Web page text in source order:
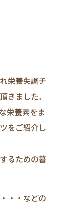
栄養失調チ
きました。
栄養素をま
をご紹介し
るための暮
・・などの